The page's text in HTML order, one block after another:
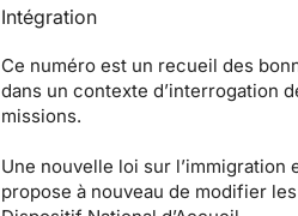
Intégration
Ce numéro est un recueil des
dans un contexte d’interrogation
missions.
Une nouvelle loi sur l’immigration
propose à nouveau de modifier